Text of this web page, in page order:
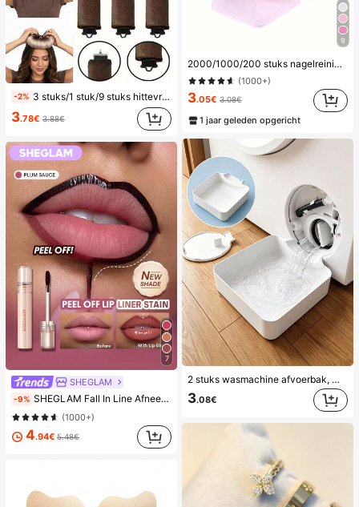
-2% 3 stuks/1 stuk/9 stuks hittevrije krulset voor dames, satijnen materiaal, inclusief haarkruller, hoofdbandkruller en elektrische krultang, ingebouwde flexibele metalen draad, geschikt voor slapen, hoge rebound rubberen vulling, zacht en comfortabel, geschikt voor normaal haar, creëer nonchalante krullen, Europese en Amerikaanse minimalistische grote golf slaapkrultool, cadeau
3.78€ 3.88€
7
SHEGLAM
-9% SHEGLAM Fall In Line Afneembare Lipliner Met Kleurtint-Plum Sauce Merk Beauty Cosmetica Make-Up Voor Vrouwen En Meisjes
(1000+)
4.94€ 5.48€
9
2000/1000/200 stuks nagelreinigingsdoekjes - professionele pluisvrije nagellakverwijderingspads, UV-gelreinigingsdoekjes, ongeparfumeerde manicurevoorbereidings- en afwerkingsreinigingsinstrument (roze) nagels nagelbenodigdheden nagelspullen, onmisbaar
(1000+)
3.05€ 3.08€
1 jaar geleden opgericht
2 stuks wasmachine afvoerbak, waterdichte vloermat voor de wasruimte, anti-overloop anti-lek bak, duurzame wasmachine accessoires, schoonmaakbenodigdheden voor de wasruimte thuis & thuisorganisatie
3.08€